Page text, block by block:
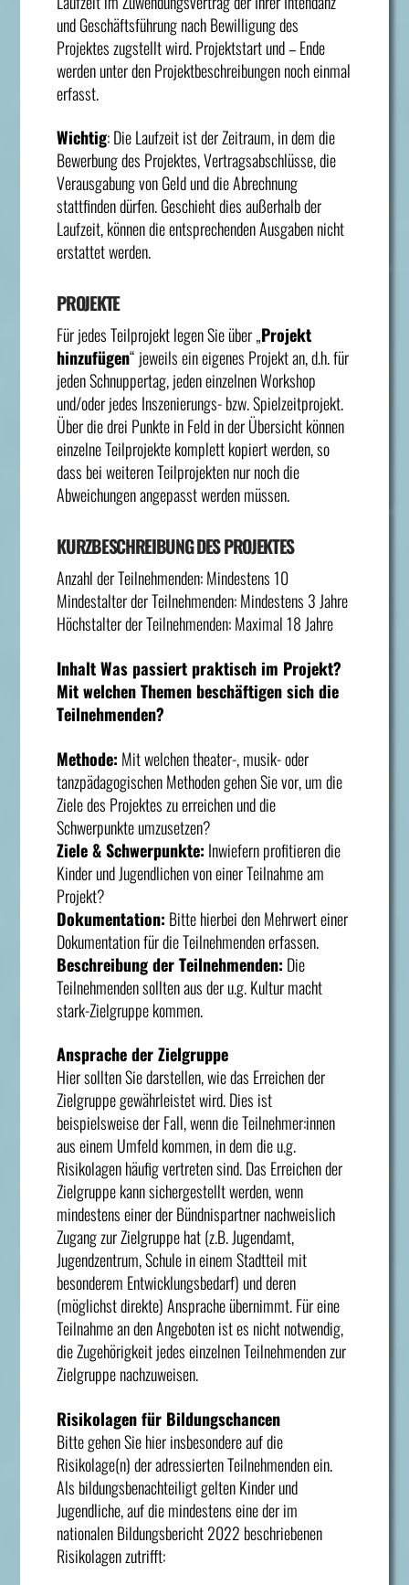
und Geschäftsführung nach Bewilligung des
Projektes zugstellt wird. Projektstart und – Ende
werden unter den Projektbeschreibungen noch einmal
erfasst.
Wichtig: Die Laufzeit ist der Zeitraum, in dem die
Bewerbung des Projektes, Vertragsabschlüsse, die
Verausgabung von Geld und die Abrechnung
stattfinden dürfen. Geschieht dies außerhalb der
Laufzeit, können die entsprechenden Ausgaben nicht
erstattet werden.
PROJEKTE
Für jedes Teilprojekt legen Sie über „Projekt
hinzufügen“ jeweils ein eigenes Projekt an, d.h. für
jeden Schnuppertag, jeden einzelnen Workshop
und/oder jedes Inszenierungs- bzw. Spielzeitprojekt.
Über die drei Punkte in Feld in der Übersicht können
einzelne Teilprojekte komplett kopiert werden, so
dass bei weiteren Teilprojekten nur noch die
Abweichungen angepasst werden müssen.
KURZBESCHREIBUNG DES PROJEKTES
Anzahl der Teilnehmenden: Mindestens 10
Mindestalter der Teilnehmenden: Mindestens 3 Jahre
Höchstalter der Teilnehmenden: Maximal 18 Jahre
Inhalt Was passiert praktisch im Projekt?
Mit welchen Themen beschäftigen sich die
Teilnehmenden?
Methode: Mit welchen theater-, musik- oder
tanzpädagogischen Methoden gehen Sie vor, um die
Ziele des Projektes zu erreichen und die
Schwerpunkte umzusetzen?
Ziele & Schwerpunkte: Inwiefern profitieren die
Kinder und Jugendlichen von einer Teilnahme am
Projekt?
Dokumentation: Bitte hierbei den Mehrwert einer
Dokumentation für die Teilnehmenden erfassen.
Beschreibung der Teilnehmenden: Die
Teilnehmenden sollten aus der u.g. Kultur macht
stark-Zielgruppe kommen.
Ansprache der Zielgruppe
Hier sollten Sie darstellen, wie das Erreichen der
Zielgruppe gewährleistet wird. Dies ist
beispielsweise der Fall, wenn die Teilnehmer:innen
aus einem Umfeld kommen, in dem die u.g.
Risikolagen häufig vertreten sind. Das Erreichen der
Zielgruppe kann sichergestellt werden, wenn
mindestens einer der Bündnispartner nachweislich
Zugang zur Zielgruppe hat (z.B. Jugendamt,
Jugendzentrum, Schule in einem Stadtteil mit
besonderem Entwicklungsbedarf) und deren
(möglichst direkte) Ansprache übernimmt. Für eine
Teilnahme an den Angeboten ist es nicht notwendig,
die Zugehörigkeit jedes einzelnen Teilnehmenden zur
Zielgruppe nachzuweisen.
Risikolagen für Bildungschancen
Bitte gehen Sie hier insbesondere auf die
Risikolage(n) der adressierten Teilnehmenden ein.
Als bildungsbenachteiligt gelten Kinder und
Jugendliche, auf die mindestens eine der im
nationalen Bildungsbericht 2022 beschriebenen
Risikolagen zutrifft: